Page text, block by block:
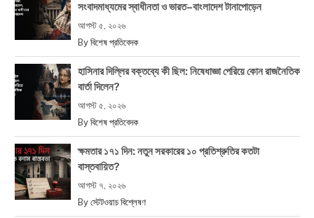
সংবাদমাধ্যমের স্বাধীনতা ও ভারত–বাংলাদেশ টানাপোড়েন
আগস্ট ৫, ২০২৬
By বিশেষ প্রতিবেদক
হাসিনার দিল্লির বক্তব্যে কী ছিল: নিষেধাজ্ঞা পেরিয়ে কোন রাজনৈতিক
বার্তা দিলেন?
আগস্ট ৫, ২০২৬
By বিশেষ প্রতিবেদক
ক্ষমতার ১৭১ দিন: নতুন সরকারের ১০ প্রতিশ্রুতির কতটা
বাস্তবায়িত?
আগস্ট ৭, ২০২৬
By স্টেটওয়াচ বিশ্লেষণ